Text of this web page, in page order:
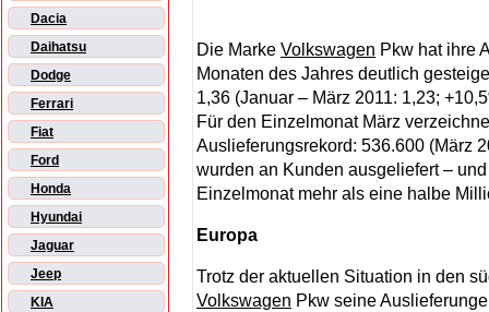
Dacia
Daihatsu
Dodge
Ferrari
Fiat
Ford
Honda
Hyundai
Jaguar
Jeep
KIA
Die Marke Volkswagen Pkw hat ihre
Monaten des Jahres deutlich
1,36 (Januar – März 2011: 1,23;
Für den Einzelmonat März
Auslieferungsrekord: 536.600 (März
wurden an Kunden ausgeliefert –
Einzelmonat mehr als eine halbe
Europa
Trotz der aktuellen Situation in den
Volkswagen Pkw seine